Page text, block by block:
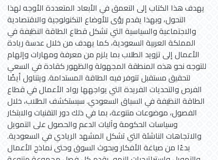
يهدف هذا الكتاب إلى التعمق في الأبعاد المتعددة الأوجه لهذا
التحول، وبهذا يقدم رؤى للأوضاع التكنولوجية والاقتصادية
والاجتماعية والسياسية التي تشكل قطاع الطاقة النظيفة في
المملكة العربية السعودية، كما يهدف من خلال عدسة ريادة
الأعمال إلى تزويد الطلاب بما يلزم من معرفة ومهارات وإلهام
للتوجه نحو هذه المنطقة المجهولة والظهور كقادة في السعي
لتحقيق مستقبل تتوفر فيه الطاقة المستدامة. ويتناول أيضًا
الفرص والتحديات الفريدة التي يواجهها رواد الأعمال في قطاع
الطاقة النظيفة في السياق السعودي. سيستكشف الطلاب، خلال
الفصول، موضوعات متنوعة، بما في ذلك دور التقنيات والابتكار
وسياسات الحكومة وآليات الدعم والحصول على التمويل
والاتجاهات الناشئة التي تشكل المشهد الريادي في السعودية.
بدءًا من صياغة الأفكار وبحوث السوق وحتى نماذج الأعمال